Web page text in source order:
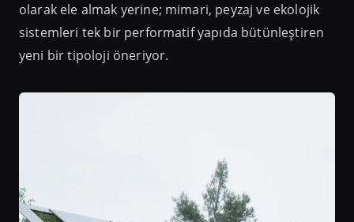
olarak ele almak yerine; mimari, peyzaj ve ekolojik
sistemleri tek bir performatif yapıda bütünleştiren
yeni bir tipoloji öneriyor.